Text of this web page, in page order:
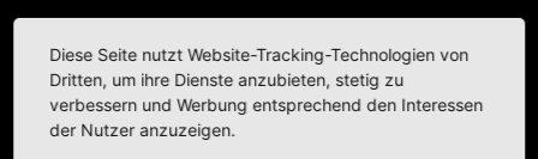
Diese Seite nutzt Website-Tracking-Technologien von
Dritten, um ihre Dienste anzubieten, stetig zu
verbessern und Werbung entsprechend den Interessen
der Nutzer anzuzeigen.